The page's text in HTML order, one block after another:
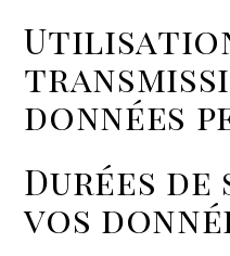
données
Durées
vos